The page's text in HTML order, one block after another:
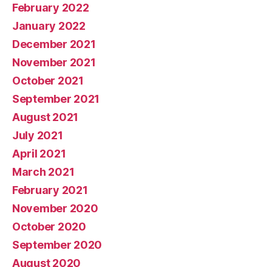
February 2022
January 2022
December 2021
November 2021
October 2021
September 2021
August 2021
July 2021
April 2021
March 2021
February 2021
November 2020
October 2020
September 2020
August 2020